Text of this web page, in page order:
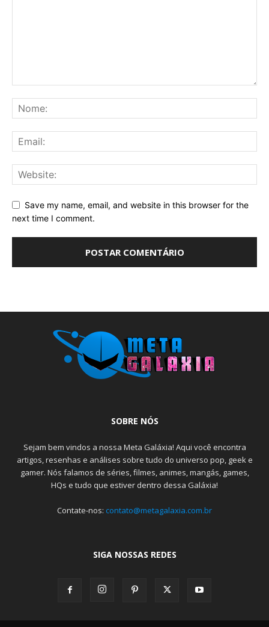
Save my name, email, and website in this browser for the
next time I comment.
SOBRE NÓS
Sejam bem vindos a nossa Meta Galáxia! Aqui você encontra
artigos, resenhas e análises sobre tudo do universo pop, geek e
gamer. Nós falamos de séries, filmes, animes, mangás, games,
HQs e tudo que estiver dentro dessa Galáxia!
Contate-nos: contato@metagalaxia.com.br
SIGA NOSSAS REDES